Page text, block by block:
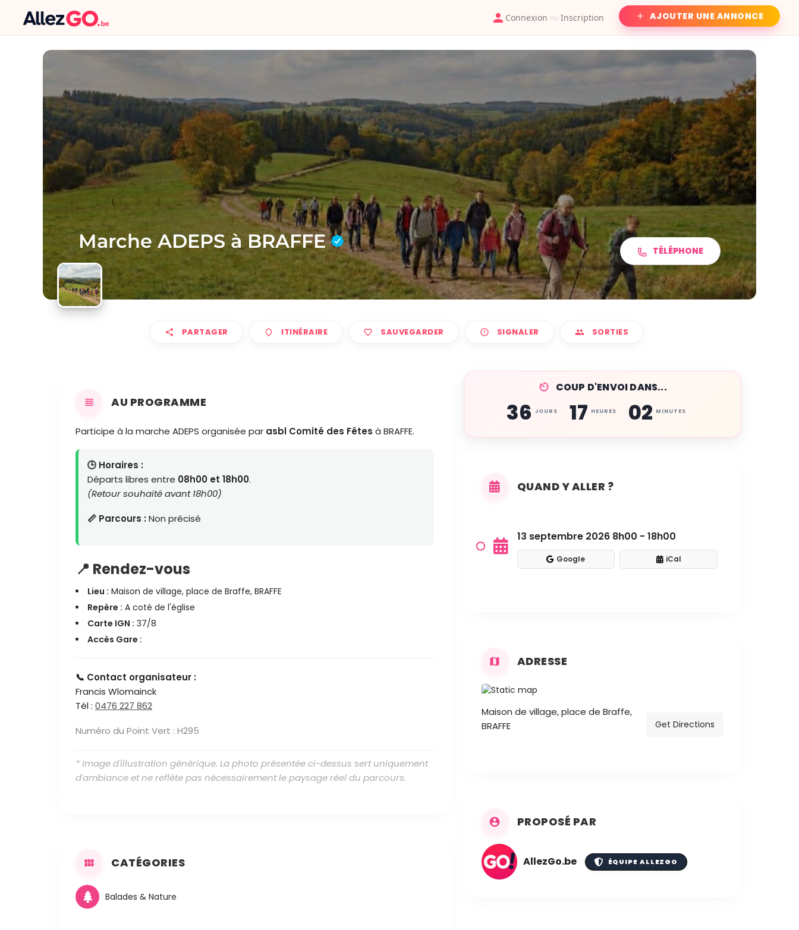
Connexion ou Inscription AJOUTER UNE ANNONCE
Marche ADEPS à BRAFFE TÉLÉPHONE
PARTAGER ITINÉRAIRE SAUVEGARDER SIGNALER SORTIES
AU PROGRAMME
Participe à la marche ADEPS organisée par asbl Comité des Fêtes à BRAFFE.
🕒 Horaires :
Départs libres entre 08h00 et 18h00.
(Retour souhaité avant 18h00)
📏 Parcours :Non précisé
📍 Rendez-vous
Lieu : Maison de village, place de Braffe, BRAFFE
Repère : A coté de l'église
Carte IGN : 37/8
Accès Gare :
📞 Contact organisateur :
Francis Wlomainck
Tél : 0476 227 862
Numéro du Point Vert : H295
* Image d'illustration générique. La photo présentée ci-dessus sert uniquement
d'ambiance et ne reflète pas nécessairement le paysage réel du parcours.
CATÉGORIES
Balades & Nature
COUP D'ENVOI DANS...
36 JOURS 17 HEURES 02 MINUTES
QUAND Y ALLER ?
13 septembre 2026 8h00 - 18h00
Google iCal
ADRESSE
Maison de village, place de Braffe,
BRAFFE
Get Directions
PROPOSÉ PAR
AllezGo.be ÉQUIPE ALLEZGO